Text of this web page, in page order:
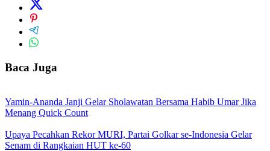
Baca Juga
Yamin-Ananda Janji Gelar Sholawatan Bersama Habib Umar Jika
Menang Quick Count
Upaya Pecahkan Rekor MURI, Partai Golkar se-Indonesia Gelar
Senam di Rangkaian HUT ke-60